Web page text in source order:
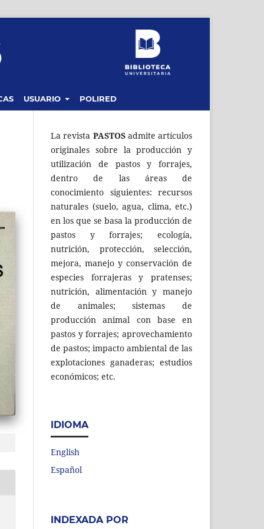
USUARIO POLIRED
La revista PASTOSadmite artículos
originales sobre la producción y
utilización de pastos y forrajes,
dentro de las áreas de
conocimiento siguientes: recursos
naturales (suelo, agua, clima, etc.)
en los que se basa la producción de
pastos y forrajes; ecología,
nutrición, protección, selección,
mejora, manejo y conservación de
especies forrajeras y pratenses;
nutrición, alimentación y manejo
de animales; sistemas de
producción animal con base en
pastos y forrajes; aprovechamiento
de pastos; impacto ambiental de las
explotaciones ganaderas; estudios
económicos; etc.
IDIOMA
English
Español
INDEXADA POR